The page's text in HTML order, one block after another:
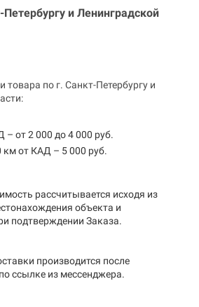
и Ленинградской
товара по г. Санкт-Петербургу и
– от 2 000 до 4 000 руб.
км от КАД – 5 000 руб.
рассчитывается исходя из
объекта и
подтверждении Заказа.
производится после
ссылке из мессенджера.